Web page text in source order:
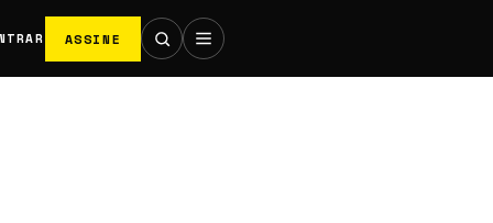
ASSINE